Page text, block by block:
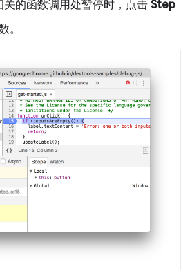
的函数调用处暂停时，点击 Step
。